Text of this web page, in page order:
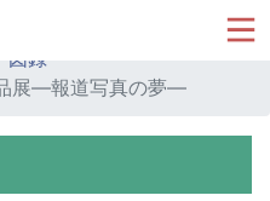
図録
展―報道写真の夢―